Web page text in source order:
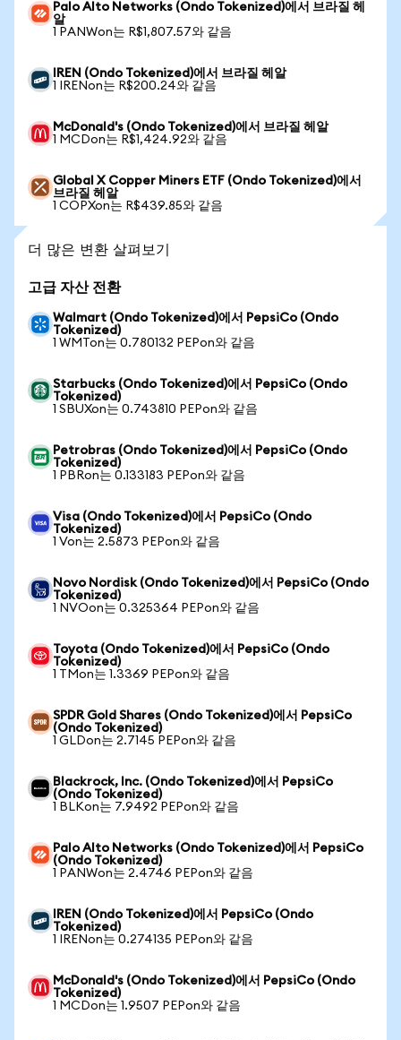
Palo Alto Networks (Ondo Tokenized)에서 브라질 헤
알
1 PANWon는 R$1,807.57와 같음
IREN (Ondo Tokenized)에서 브라질 헤알
1 IRENon는 R$200.24와 같음
McDonald's (Ondo Tokenized)에서 브라질 헤알
1 MCDon는 R$1,424.92와 같음
Global X Copper Miners ETF (Ondo Tokenized)에서
브라질 헤알
1 COPXon는 R$439.85와 같음
더 많은 변환 살펴보기
고급 자산 전환
Walmart (Ondo Tokenized)에서 PepsiCo (Ondo
Tokenized)
1 WMTon는 0.780132 PEPon와 같음
Starbucks (Ondo Tokenized)에서 PepsiCo (Ondo
Tokenized)
1 SBUXon는 0.743810 PEPon와 같음
Petrobras (Ondo Tokenized)에서 PepsiCo (Ondo
Tokenized)
1 PBRon는 0.133183 PEPon와 같음
Visa (Ondo Tokenized)에서 PepsiCo (Ondo
Tokenized)
1 Von는 2.5873 PEPon와 같음
Novo Nordisk (Ondo Tokenized)에서 PepsiCo (Ondo
Tokenized)
1 NVOon는 0.325364 PEPon와 같음
Toyota (Ondo Tokenized)에서 PepsiCo (Ondo
Tokenized)
1 TMon는 1.3369 PEPon와 같음
SPDR Gold Shares (Ondo Tokenized)에서 PepsiCo
(Ondo Tokenized)
1 GLDon는 2.7145 PEPon와 같음
Blackrock, Inc. (Ondo Tokenized)에서 PepsiCo
(Ondo Tokenized)
1 BLKon는 7.9492 PEPon와 같음
Palo Alto Networks (Ondo Tokenized)에서 PepsiCo
(Ondo Tokenized)
1 PANWon는 2.4746 PEPon와 같음
IREN (Ondo Tokenized)에서 PepsiCo (Ondo
Tokenized)
1 IRENon는 0.274135 PEPon와 같음
McDonald's (Ondo Tokenized)에서 PepsiCo (Ondo
Tokenized)
1 MCDon는 1.9507 PEPon와 같음